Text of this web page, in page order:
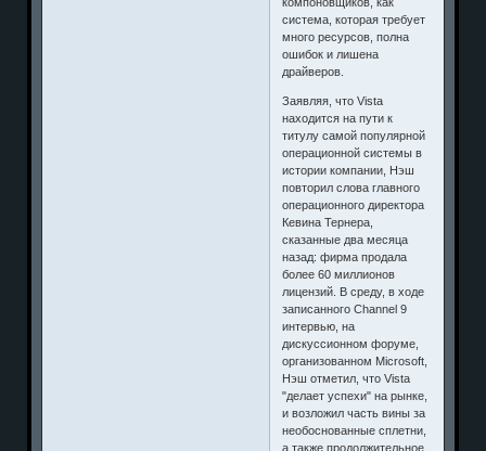
система, которая требует
много ресурсов, полна
ошибок и лишена
драйверов.
Заявляя, что Vista
находится на пути к
титулу самой популярной
операционной системы в
истории компании, Нэш
повторил слова главного
операционного директора
Кевина Тернера,
сказанные два месяца
назад: фирма продала
более 60 миллионов
лицензий. В среду, в ходе
записанного Channel 9
интервью, на
дискуссионном форуме,
организованном Microsoft,
Нэш отметил, что Vista
"делает успехи" на рынке,
и возложил часть вины за
необоснованные сплетни,
а также продолжительное